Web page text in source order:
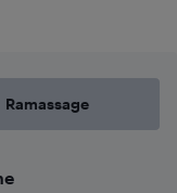
Ramassage